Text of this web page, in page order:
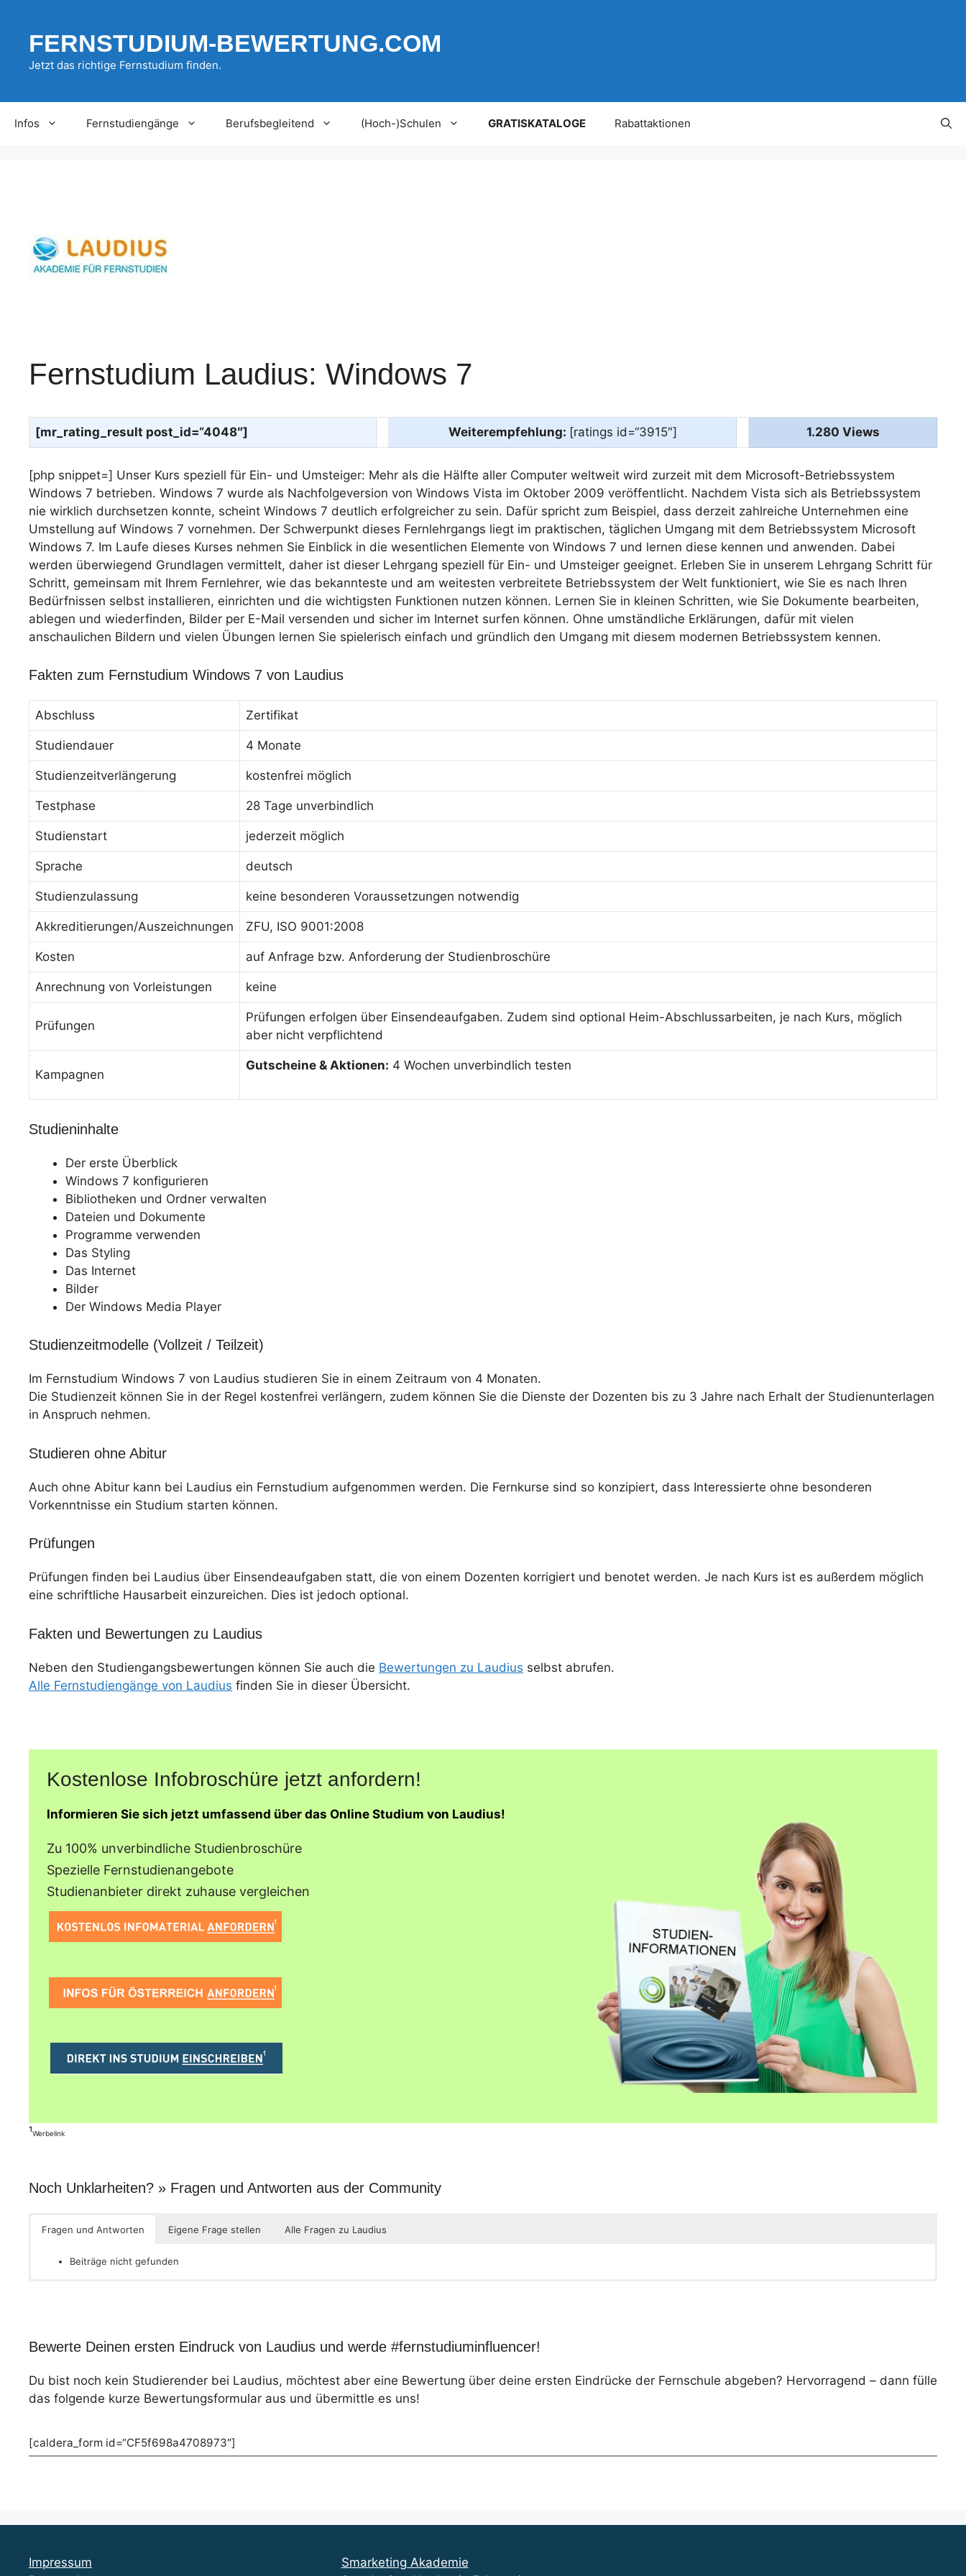
springenFERNSTUDIUM-BEWERTUNG.COM
Jetzt das richtige Fernstudium finden.
Infos Fernstudiengänge Berufsbegleitend (Hoch-)Schulen GRATISKATALOGE Rabattaktionen
Fernstudium Laudius: Windows 7
[mr_rating_result post_id=“4048″] Weiterempfehlung: [ratings id=“3915″] 1.280 Views
[php snippet=] Unser Kurs speziell für Ein- und Umsteiger: Mehr als die Hälfte aller Computer weltweit wird zurzeit mit dem Microsoft-Betriebssystem
Windows 7 betrieben. Windows 7 wurde als Nachfolgeversion von Windows Vista im Oktober 2009 veröffentlicht. Nachdem Vista sich als Betriebssystem
nie wirklich durchsetzen konnte, scheint Windows 7 deutlich erfolgreicher zu sein. Dafür spricht zum Beispiel, dass derzeit zahlreiche Unternehmen eine
Umstellung auf Windows 7 vornehmen. Der Schwerpunkt dieses Fernlehrgangs liegt im praktischen, täglichen Umgang mit dem Betriebssystem Microsoft
Windows 7. Im Laufe dieses Kurses nehmen Sie Einblick in die wesentlichen Elemente von Windows 7 und lernen diese kennen und anwenden. Dabei
werden überwiegend Grundlagen vermittelt, daher ist dieser Lehrgang speziell für Ein- und Umsteiger geeignet. Erleben Sie in unserem Lehrgang Schritt für
Schritt, gemeinsam mit Ihrem Fernlehrer, wie das bekannteste und am weitesten verbreitete Betriebssystem der Welt funktioniert, wie Sie es nach Ihren
Bedürfnissen selbst installieren, einrichten und die wichtigsten Funktionen nutzen können. Lernen Sie in kleinen Schritten, wie Sie Dokumente bearbeiten,
ablegen und wiederfinden, Bilder per E-Mail versenden und sicher im Internet surfen können. Ohne umständliche Erklärungen, dafür mit vielen
anschaulichen Bildern und vielen Übungen lernen Sie spielerisch einfach und gründlich den Umgang mit diesem modernen Betriebssystem kennen.
Fakten zum Fernstudium Windows 7 von Laudius
Abschluss Zertifikat
Studiendauer 4 Monate
Studienzeitverlängerung kostenfrei möglich
Testphase 28 Tage unverbindlich
Studienstart jederzeit möglich
Sprache deutsch
Studienzulassung keine besonderen Voraussetzungen notwendig
Akkreditierungen/Auszeichnungen ZFU, ISO 9001:2008
Kosten auf Anfrage bzw. Anforderung der Studienbroschüre
Anrechnung von Vorleistungen keine
Prüfungen
Prüfungen erfolgen über Einsendeaufgaben. Zudem sind optional Heim-Abschlussarbeiten, je nach Kurs, möglich
aber nicht verpflichtend
Kampagnen
Gutscheine & Aktionen: 4 Wochen unverbindlich testen
Studieninhalte
Der erste Überblick
Windows 7 konfigurieren
Bibliotheken und Ordner verwalten
Dateien und Dokumente
Programme verwenden
Das Styling
Das Internet
Bilder
Der Windows Media Player
Studienzeitmodelle (Vollzeit / Teilzeit)
Im Fernstudium Windows 7 von Laudius studieren Sie in einem Zeitraum von 4 Monaten.
Die Studienzeit können Sie in der Regel kostenfrei verlängern, zudem können Sie die Dienste der Dozenten bis zu 3 Jahre nach Erhalt der Studienunterlagen
in Anspruch nehmen.
Studieren ohne Abitur
Auch ohne Abitur kann bei Laudius ein Fernstudium aufgenommen werden. Die Fernkurse sind so konzipiert, dass Interessierte ohne besonderen
Vorkenntnisse ein Studium starten können.
Prüfungen
Prüfungen finden bei Laudius über Einsendeaufgaben statt, die von einem Dozenten korrigiert und benotet werden. Je nach Kurs ist es außerdem möglich
eine schriftliche Hausarbeit einzureichen. Dies ist jedoch optional.
Fakten und Bewertungen zu Laudius
Neben den Studiengangsbewertungen können Sie auch die Bewertungen zu Laudius selbst abrufen.
Alle Fernstudiengänge von Laudius finden Sie in dieser Übersicht.
Kostenlose Infobroschüre jetzt anfordern!
Informieren Sie sich jetzt umfassend über das Online Studium von Laudius!
Zu 100% unverbindliche Studienbroschüre
Spezielle Fernstudienangebote
Studienanbieter direkt zuhause vergleichen
¹Werbelink
Noch Unklarheiten? » Fragen und Antworten aus der Community
Fragen und Antworten Eigene Frage stellen Alle Fragen zu Laudius
Beiträge nicht gefunden
Bewerte Deinen ersten Eindruck von Laudius und werde #fernstudiuminfluencer!
Du bist noch kein Studierender bei Laudius, möchtest aber eine Bewertung über deine ersten Eindrücke der Fernschule abgeben? Hervorragend – dann fülle
das folgende kurze Bewertungsformular aus und übermittle es uns!
[caldera_form id=“CF5f698a4708973″]
Impressum
Smarketing Akademie